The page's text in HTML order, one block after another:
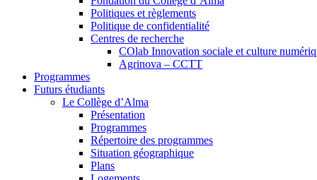
Politiques et règlements
Politique de confidentialité
Centres de recherche
COlab Innovation sociale et culture
Agrinova – CCTT
Programmes
Futurs étudiants
Le Collège d’Alma
Présentation
Programmes
Répertoire des programmes
Situation géographique
Plans